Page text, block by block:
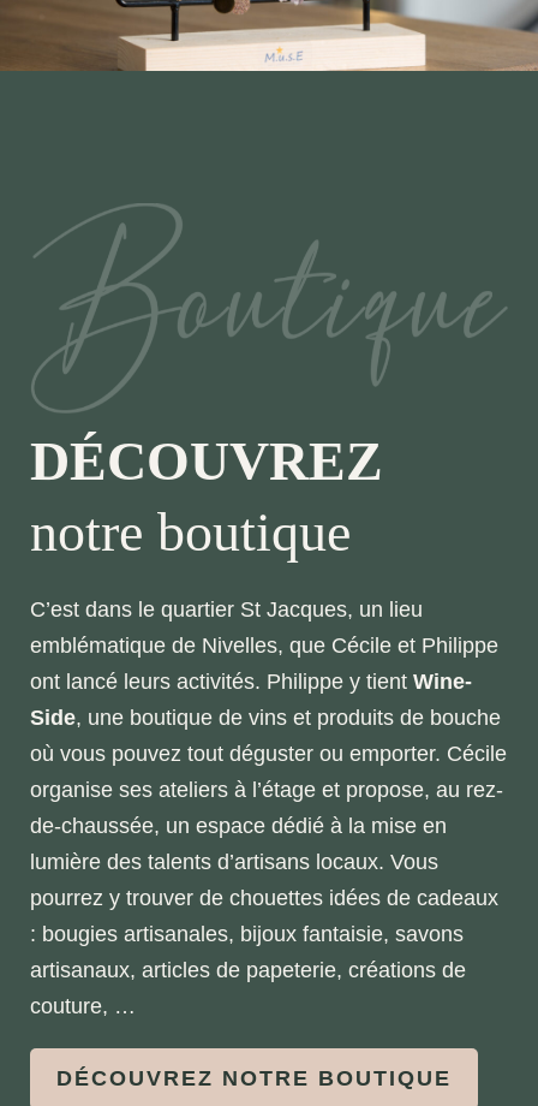
DÉCOUVREZ
notre boutique
C’est dans le quartier St Jacques, un lieu
emblématique de Nivelles, que Cécile et Philippe
ont lancé leurs activités. Philippe y tient Wine-
Side, une boutique de vins et produits de bouche
où vous pouvez tout déguster ou emporter. Cécile
organise ses ateliers à l’étage et propose, au rez-
de-chaussée, un espace dédié à la mise en
lumière des talents d’artisans locaux. Vous
pourrez y trouver de chouettes idées de cadeaux
: bougies artisanales, bijoux fantaisie, savons
artisanaux, articles de papeterie, créations de
couture, …
DÉCOUVREZ NOTRE BOUTIQUE